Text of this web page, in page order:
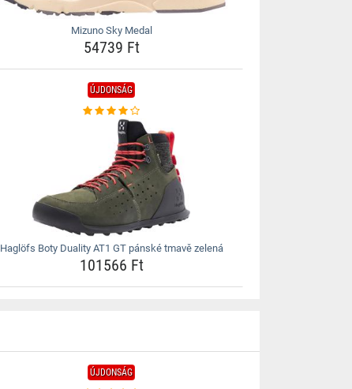
Mizuno Sky Medal
54739 Ft
ÚJDONSÁG
Haglöfs Boty Duality AT1 GT pánské tmavě zelená
101566 Ft
ÚJDONSÁG